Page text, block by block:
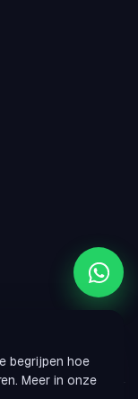
begrijpen hoe
Meer in onze